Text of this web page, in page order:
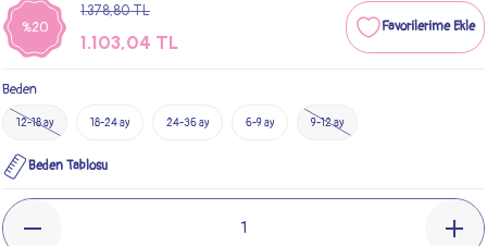
%20
1.378,80 TL
1.103,04 TL
Beden
12-18 ay 18-24 ay 24-36 ay 6-9 ay 9-12 ay
Beden Tablosu